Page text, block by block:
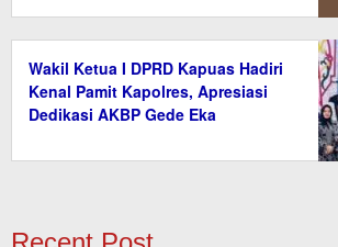
Wakil Ketua I DPRD Kapuas Hadiri
Kenal Pamit Kapolres, Apresiasi
Dedikasi AKBP Gede Eka